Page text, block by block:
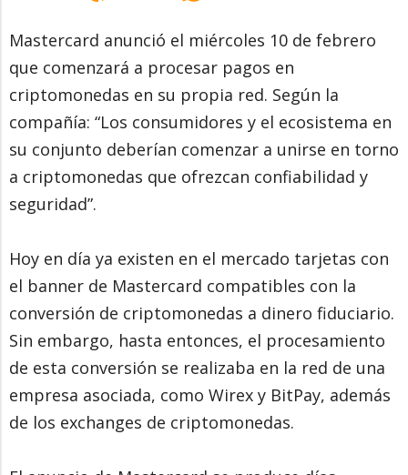
Mastercard anunció el miércoles 10 de febrero
que comenzará a procesar pagos en
criptomonedas en su propia red. Según la
compañía: “Los consumidores y el ecosistema en
su conjunto deberían comenzar a unirse en torno
a criptomonedas que ofrezcan confiabilidad y
seguridad”.
Hoy en día ya existen en el mercado tarjetas con
el banner de Mastercard compatibles con la
conversión de criptomonedas a dinero fiduciario.
Sin embargo, hasta entonces, el procesamiento
de esta conversión se realizaba en la red de una
empresa asociada, como Wirex y BitPay, además
de los exchanges de criptomonedas.